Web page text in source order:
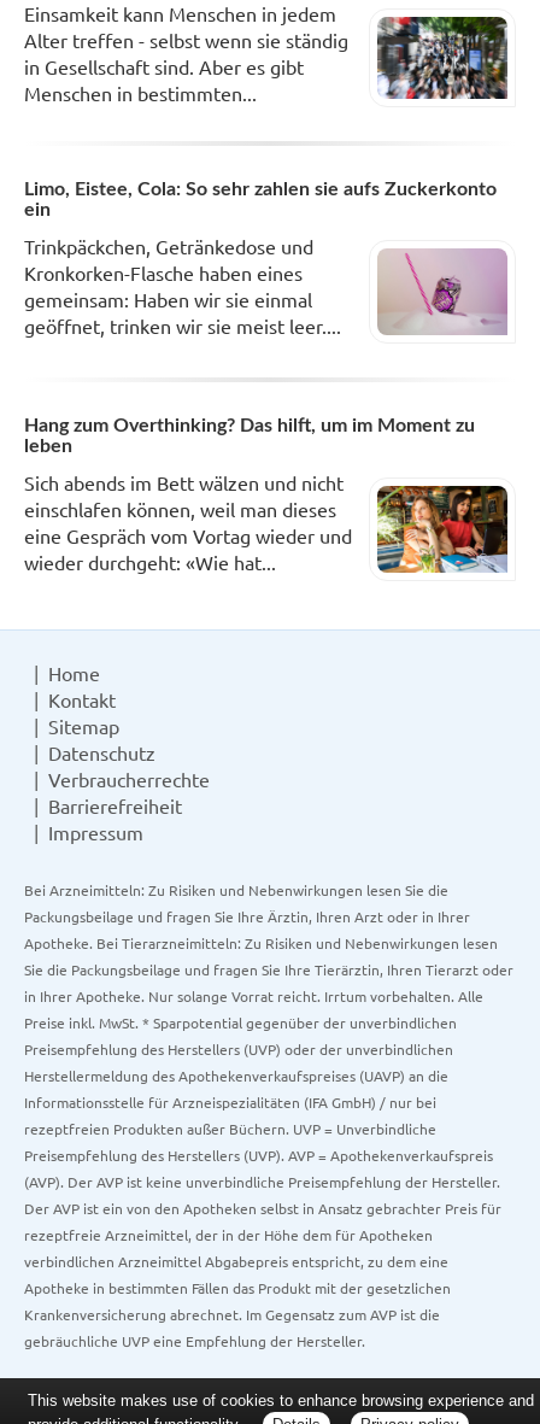
Einsamkeit kann Menschen in jedem
Alter treffen - selbst wenn sie ständig
in Gesellschaft sind. Aber es gibt
Menschen in bestimmten...
Limo, Eistee, Cola: So sehr zahlen sie aufs Zuckerkonto
ein
Trinkpäckchen, Getränkedose und
Kronkorken-Flasche haben eines
gemeinsam: Haben wir sie einmal
geöffnet, trinken wir sie meist leer....
Hang zum Overthinking? Das hilft, um im Moment zu
leben
Sich abends im Bett wälzen und nicht
einschlafen können, weil man dieses
eine Gespräch vom Vortag wieder und
wieder durchgeht: «Wie hat...
Home
Kontakt
Sitemap
Datenschutz
Verbraucherrechte
Barrierefreiheit
Impressum
Bei Arzneimitteln: Zu Risiken und Nebenwirkungen lesen Sie die
Packungsbeilage und fragen Sie Ihre Ärztin, Ihren Arzt oder in Ihrer
Apotheke. Bei Tierarzneimitteln: Zu Risiken und Nebenwirkungen lesen
Sie die Packungsbeilage und fragen Sie Ihre Tierärztin, Ihren Tierarzt oder
in Ihrer Apotheke. Nur solange Vorrat reicht. Irrtum vorbehalten. Alle
Preise inkl. MwSt. * Sparpotential gegenüber der unverbindlichen
Preisempfehlung des Herstellers (UVP) oder der unverbindlichen
Herstellermeldung des Apothekenverkaufspreises (UAVP) an die
Informationsstelle für Arzneispezialitäten (IFA GmbH) / nur bei
rezeptfreien Produkten außer Büchern. UVP = Unverbindliche
Preisempfehlung des Herstellers (UVP). AVP = Apothekenverkaufspreis
(AVP). Der AVP ist keine unverbindliche Preisempfehlung der Hersteller.
Der AVP ist ein von den Apotheken selbst in Ansatz gebrachter Preis für
rezeptfreie Arzneimittel, der in der Höhe dem für Apotheken
verbindlichen Arzneimittel Abgabepreis entspricht, zu dem eine
Apotheke in bestimmten Fällen das Produkt mit der gesetzlichen
Krankenversicherung abrechnet. Im Gegensatz zum AVP ist die
gebräuchliche UVP eine Empfehlung der Hersteller.
This website makes use of cookies to enhance browsing experience and